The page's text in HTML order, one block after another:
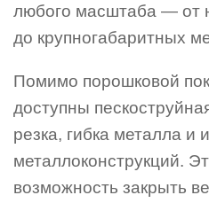
любого масштаба — от
до крупногабаритных
Помимо порошковой
доступны
резка, гибка металла и
металлоконструкций.
возможность закрыть